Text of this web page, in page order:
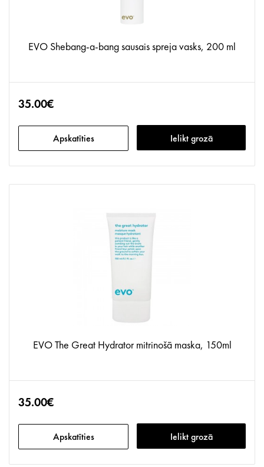
EVO Shebang-a-bang sausais spreja vasks, 200 ml
35.00€
Apskatīties Ielikt grozā
EVO The Great Hydrator mitrinošā maska, 150ml
35.00€
Apskatīties Ielikt grozā